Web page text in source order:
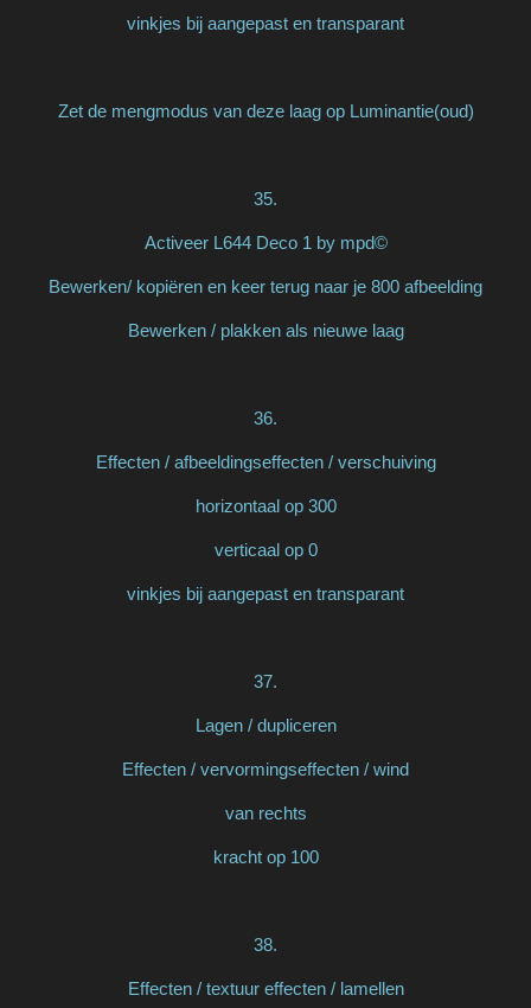
vinkjes bij aangepast en transparant
Zet de mengmodus van deze laag op Luminantie(oud)
35.
Activeer L644 Deco 1 by mpd©
Bewerken/ kopiëren en keer terug naar je 800 afbeelding
Bewerken / plakken als nieuwe laag
36.
Effecten / afbeeldingseffecten / verschuiving
horizontaal op 300
verticaal op 0
vinkjes bij aangepast en transparant
37.
Lagen / dupliceren
Effecten / vervormingseffecten / wind
van rechts
kracht op 100
38.
Effecten / textuur effecten / lamellen